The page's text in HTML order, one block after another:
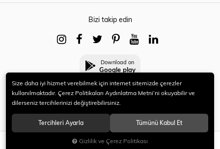
SEPETE EKLE
Bizi takip edin
Download on
Google play
© 2021 HERYENİ. Tüm hakları saklıdır.
Size daha iyi hizmet verebilmek için internet sitemizde çerezler
kullanılmaktadır. Çerez Politikaları Aydınlatma Metni’ni okuyabilir ve
dilerseniz tercihlerinizi değiştirebilirsiniz.
Tercihleri Ayarla Tümünü Kabul Et
Gizlilik ve Çerez Politikası